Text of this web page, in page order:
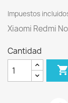
Impuestos
Xiaomi Redmi
Cantidad
